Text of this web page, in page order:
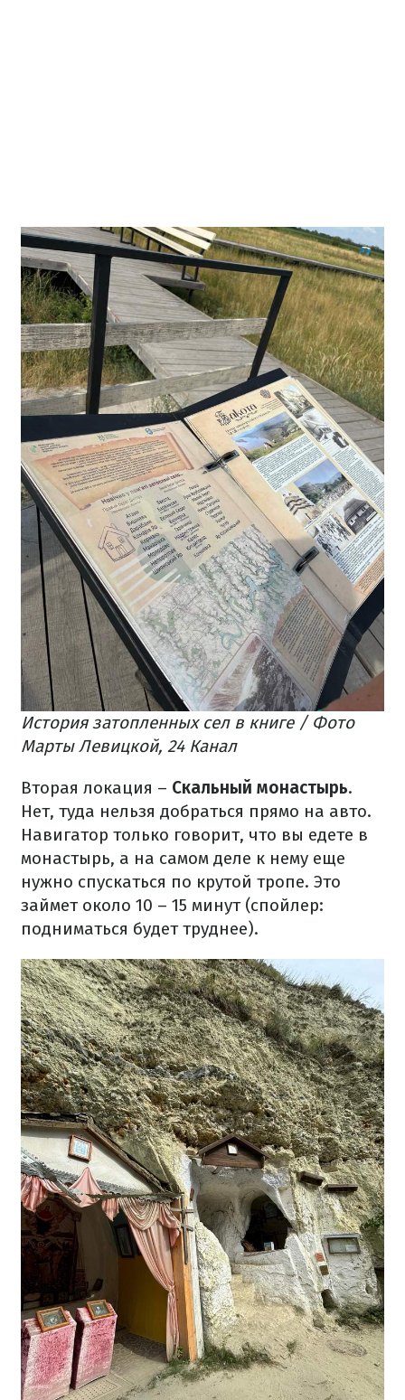
История затопленных сел в книге / Фото
Марты Левицкой, 24 Канал
Вторая локация – Скальный монастырь.
Нет, туда нельзя добраться прямо на авто.
Навигатор только говорит, что вы едете в
монастырь, а на самом деле к нему еще
нужно спускаться по крутой тропе. Это
займет около 10 – 15 минут (спойлер:
подниматься будет труднее).